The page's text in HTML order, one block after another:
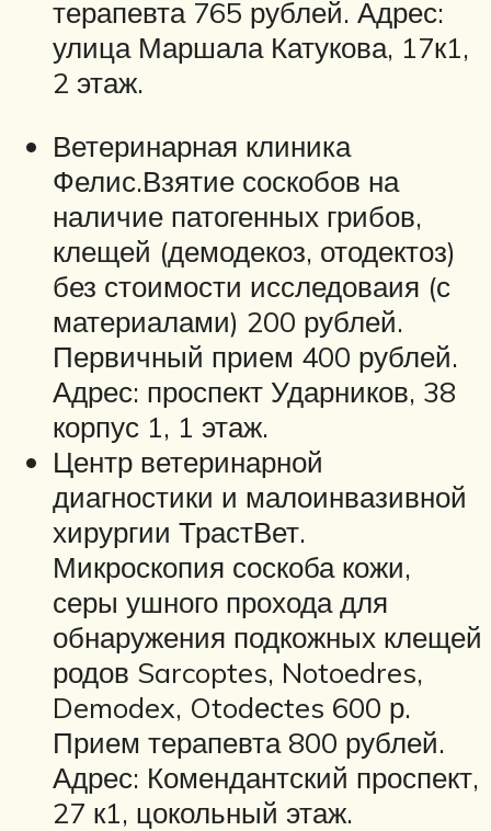
терапевта 765 рублей. Адрес:
улица Маршала Катукова, 17к1,
2 этаж.
Ветеринарная клиника
Фелис.Взятие соскобов на
наличие патогенных грибов,
клещей (демодекоз, отодектоз)
без стоимости исследоваия (с
материалами) 200 рублей.
Первичный прием 400 рублей.
Адрес: проспект Ударников, 38
корпус 1, 1 этаж.
Центр ветеринарной
диагностики и малоинвазивной
хирургии ТрастВет.
Микроскопия соскоба кожи,
серы ушного прохода для
обнаружения подкожных клещей
родов Sarcoptes, Notoedres,
Demodex, Otodесtes 600 р.
Прием терапевта 800 рублей.
Адрес: Комендантский проспект,
27 к1, цокольный этаж.